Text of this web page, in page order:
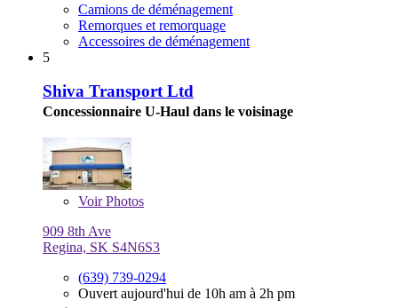
Camions de déménagement
Remorques et remorquage
Accessoires de déménagement
5
Shiva Transport Ltd
Concessionnaire U-Haul dans le voisinage
VoirPhotos
909 8th Ave
Regina, SK S4N6S3
(639) 739-0294
Ouvert aujourd'hui de 10h am à 2h pm